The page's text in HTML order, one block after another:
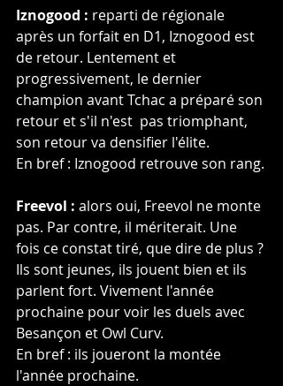
Iznogood : reparti de régionale
après un forfait en D1, Iznogood est
de retour. Lentement et
progressivement, le dernier
champion avant Tchac a préparé son
retour et s'il n'est  pas triomphant,
son retour va densifier l'élite.
En bref : Iznogood retrouve son rang.
Freevol : alors oui, Freevol ne monte
pas. Par contre, il mériterait. Une
fois ce constat tiré, que dire de plus ?
Ils sont jeunes, ils jouent bien et ils
parlent fort. Vivement l'année
prochaine pour voir les duels avec
Besançon et Owl Curv.
En bref : ils joueront la montée
l'année prochaine.